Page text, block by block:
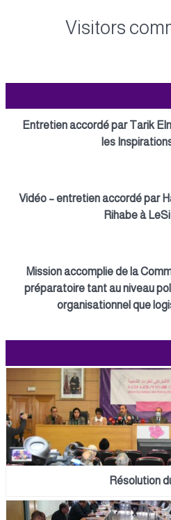
Visitors
Entretien accordé par Tarik
les
Vidéo – entretien accordé par
Rihabe à
Mission accomplie de la
préparatoire tant au niveau
organisationnel que
Résolution